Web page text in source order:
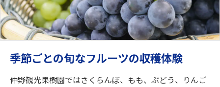
季節ごとの旬なフルーツの収穫体験
仲野観光果樹園ではさくらんぼ、もも、ぶどう、りんご